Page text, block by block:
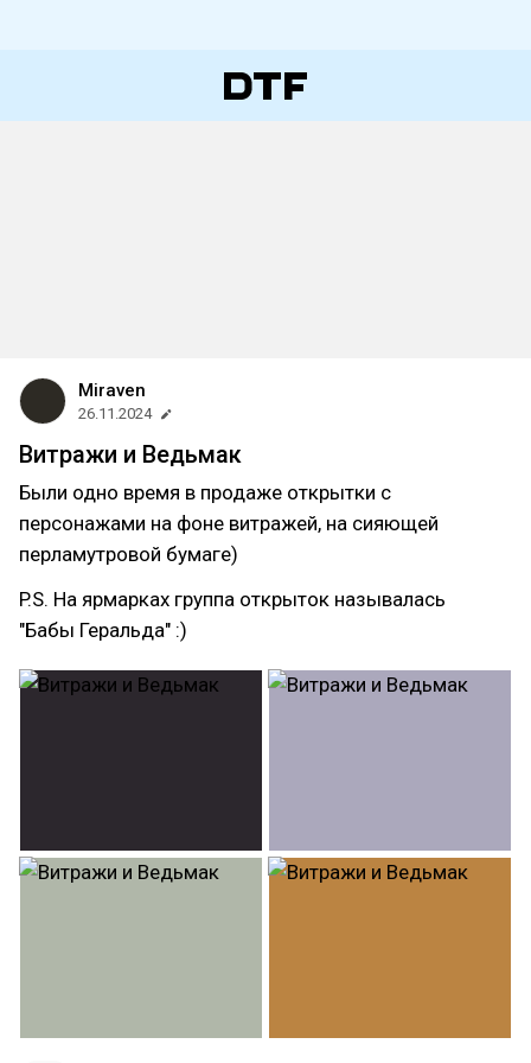
Miraven
26.11.2024
Витражи и Ведьмак
Были одно время в продаже открытки с
персонажами на фоне витражей, на сияющей
перламутровой бумаге)
P.S. На ярмарках группа открыток называлась
"Бабы Геральда" :)